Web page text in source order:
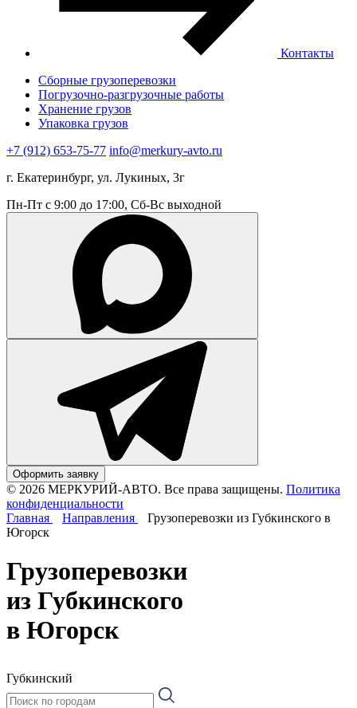
Контакты
Сборные грузоперевозки
Погрузочно-разгрузочные работы
Хранение грузов
Упаковка грузов
+7 (912) 653-75-77 info@merkury-avto.ru
г. Екатеринбург, ул. Лукиных, 3г
Пн-Пт с 9:00 до 17:00, Сб-Вс выходной
Оформить заявку
© 2026 МЕРКУРИЙ-АВТО. Все права защищены. Политика
конфиденциальности
Главная
Направления
Грузоперевозки из Губкинского в
Югорск
Грузоперевозки
из Губкинского
в Югорск
Губкинский